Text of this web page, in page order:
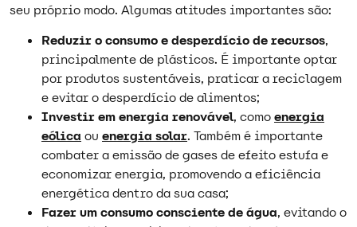
seu próprio modo. Algumas atitudes importantes são:
Reduzir o consumo e desperdício de recursos,
principalmente de plásticos. É importante optar
por produtos sustentáveis, praticar a reciclagem
e evitar o desperdício de alimentos;
Investir em energia renovável, comoenergia
eólica ou energia solar. Também é importante
combater a emissão de gases de efeito estufa e
economizar energia, promovendo a eficiência
energética dentro da sua casa;
Fazer um consumo consciente de água, evitando o